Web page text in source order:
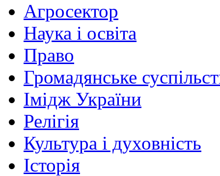
Агросектор
Наука і освіта
Право
Громадянське
Імідж України
Релігія
Культура і духовність
Історія